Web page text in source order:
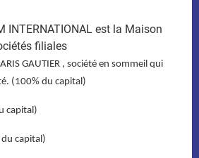
2024
2023
INTERNATIONAL est la Maison
filiales
GAUTIER , société en sommeil qui
(100% du capital)
capital)
du capital)